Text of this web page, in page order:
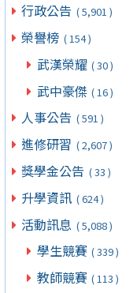
行政公告 ( 5,901 )
榮譽榜 ( 154 )
武漢榮耀 ( 30 )
武中豪傑 ( 16 )
人事公告 ( 591 )
進修研習 ( 2,607 )
獎學金公告 ( 33 )
升學資訊 ( 624 )
活動訊息 ( 5,088 )
學生競賽 ( 339 )
教師競賽 ( 113 )